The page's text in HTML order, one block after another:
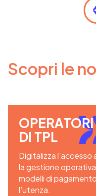
Scopri le
OPERATORI
DI TPL
Digitalizza l’accesso
la gestione
modelli di
l’utenza.